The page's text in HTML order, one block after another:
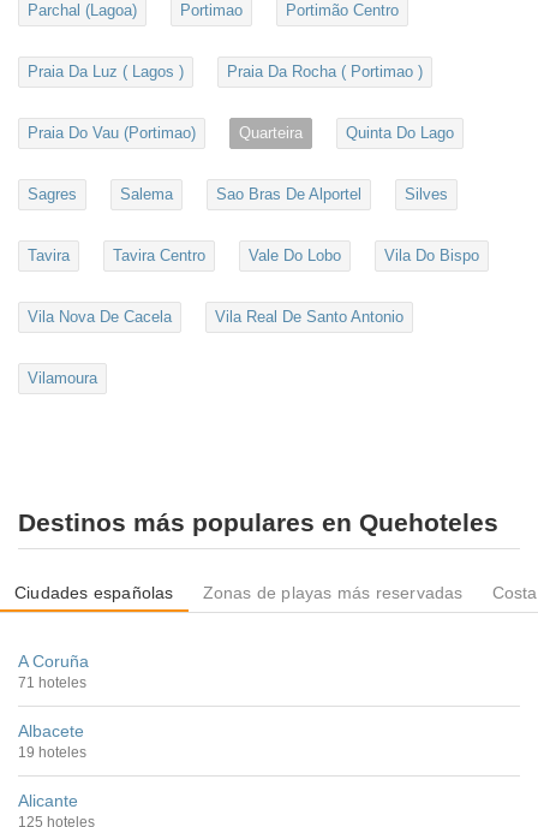
Parchal (Lagoa) Portimao Portimão Centro
Praia Da Luz ( Lagos ) Praia Da Rocha ( Portimao )
Praia Do Vau (Portimao) Quarteira Quinta Do Lago
Sagres Salema Sao Bras De Alportel Silves
Tavira Tavira Centro Vale Do Lobo Vila Do Bispo
Vila Nova De Cacela Vila Real De Santo Antonio
Vilamoura
Destinos más populares en Quehoteles
Ciudades españolas Zonas de playas más reservadas
A Coruña
71 hoteles
Albacete
19 hoteles
Alicante
125 hoteles